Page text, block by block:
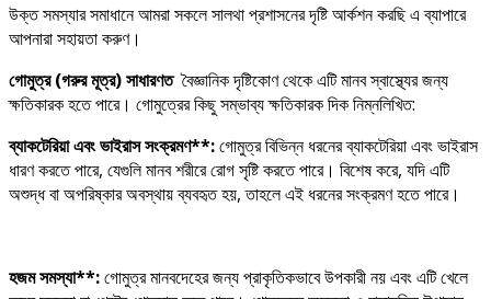
উক্ত সমস্যার সমাধানে আমরা সকলে সালথা প্রশাসনের দৃষ্টি আর্কশন করছি এ ব্যাপারে
আপনারা সহায়তা করুণ।
গোমুত্র (গরুরমূত্র)সাধারণতবৈজ্ঞানিক দৃষ্টিকোণ থেকে এটি মানব স্বাস্থ্যের জন্য
ক্ষতিকারক হতে পারে। গোমুত্রের কিছু সম্ভাব্য ক্ষতিকারক দিক নিম্নলিখিত:
ব্যাকটেরিয়াএবংভাইরাসসংক্রমণ**:গোমুত্র বিভিন্ন ধরনের ব্যাকটেরিয়া এবং ভাইরাস
ধারণ করতে পারে, যেগুলি মানব শরীরে রোগ সৃষ্টি করতে পারে। বিশেষ করে, যদি এটি
অশুদ্ধ বা অপরিষ্কার অবস্থায় ব্যবহৃত হয়, তাহলে এই ধরনের সংক্রমণ হতে পারে।
হজমসমস্যা**:গোমুত্র মানবদেহের জন্য প্রাকৃতিকভাবে উপকারী নয় এবং এটি খেলে